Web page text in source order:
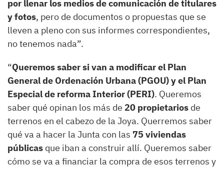
por llenar los medios de comunicación de titulares
y fotos, pero de documentos o propuestas que se
lleven a pleno con sus informes correspondientes,
no tenemos nada”.
“Queremos saber si van a modificar el Plan
General de Ordenación Urbana (PGOU) y el Plan
Especial de reforma Interior (PERI). Queremos
saber qué opinan los más de 20 propietarios de
terrenos en el cabezo de la Joya. Querremos saber
qué va a hacer la Junta con las 75 viviendas
públicas que iban a construir allí. Queremos saber
cómo se va a financiar la compra de esos terrenos y